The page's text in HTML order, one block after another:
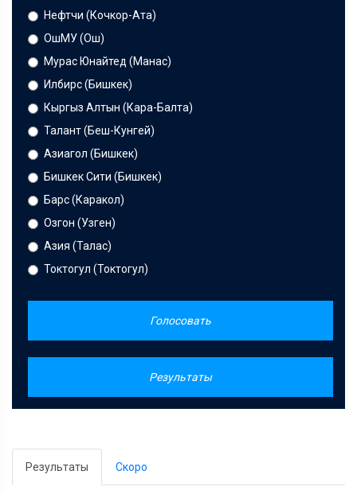
Нефтчи (Кочкор-Ата)
ОшМУ (Ош)
Мурас Юнайтед (Манас)
Илбирс (Бишкек)
Кыргыз Алтын (Кара-Балта)
Талант (Беш-Кунгей)
Азиагол (Бишкек)
Бишкек Сити (Бишкек)
Барс (Каракол)
Озгон (Узген)
Азия (Талас)
Токтогул (Токтогул)
Голосовать
Результаты
Результаты Скоро